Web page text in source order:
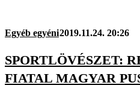
Egyéb egyéni2019.11.24. 20:26
SPORTLÖVÉSZET:
FIATAL MAGYAR